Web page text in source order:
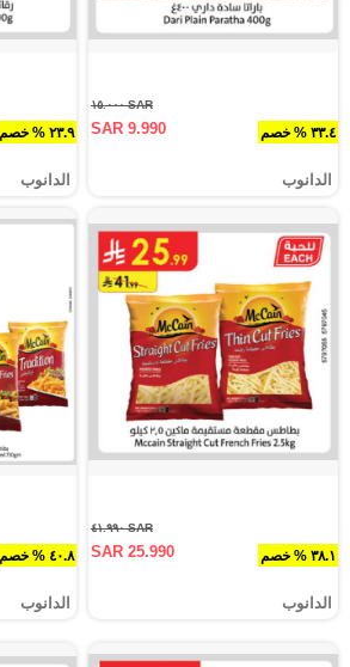
٣٣.٤ % خصم
SAR ١٥.٠٠٠
SAR 9.990
الدانوب
٢٣.٩ % خصم
الدانوب
٣٨.١ % خصم
SAR ٤١.٩٩٠
SAR 25.990
الدانوب
٤٠.٨ % خصم
الدانوب